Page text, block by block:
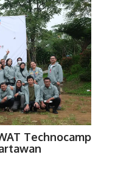
Technocamp